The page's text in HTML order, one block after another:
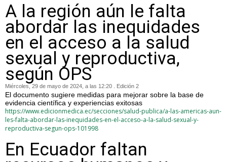
A la región aún le falta
abordar las inequidades
en el acceso a la salud
sexual y reproductiva,
según OPS
Miércoles, 29 de mayo de 2024, a las 12:20 . Edición 2
El documento sugiere medidas para mejorar sobre la base de
evidencia científica y experiencias exitosas
https://www.edicionmedica.ec/secciones/salud-publica/a-las-americas-aun-
les-falta-abordar-las-inequidades-en-el-acceso-a-la-salud-sexual-y-
reproductiva-segun-ops-101998
En Ecuador faltan